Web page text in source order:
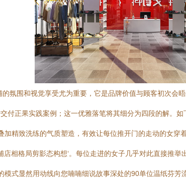
氛围和视觉享受尤为重要，它是品牌价值与顾客初次
付正果实践案例；这一优雅落笔将其细分为四段的解。
加精致洗练的气质塑造，有效让每位推开门的走动的女
相格局剪影态构想‘。每位走进的女子几乎对此直接推
式显然用动线向您喃喃细说故事深处的90单位温纸芬